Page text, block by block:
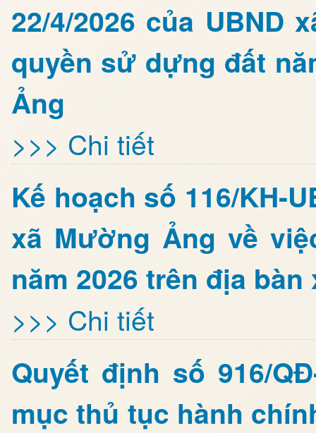
22/4/2026 của UBND
quyền sử dựng đất
Ảng
>>> Chi tiết
Kế hoạch số 116/KH-
xã Mường Ảng về
năm 2026 trên địa
>>> Chi tiết
Quyết định số 916/
mục thủ tục hành